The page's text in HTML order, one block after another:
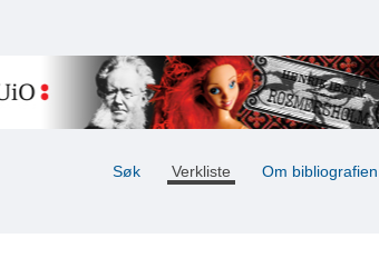
Søk Verkliste Om bibliografien